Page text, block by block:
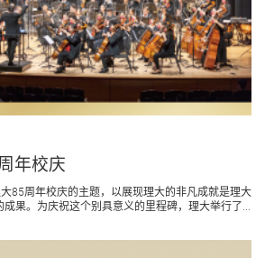
年校庆
大85周年校庆的主题，以展现理大的非凡成就是理大
果。为庆祝这个别具意义的里程碑，理大举行了...